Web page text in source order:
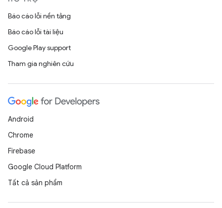
Báo cáo lỗi nền tảng
Báo cáo lỗi tài liệu
Google Play support
Tham gia nghiên cứu
Android
Chrome
Firebase
Google Cloud Platform
Tất cả sản phẩm